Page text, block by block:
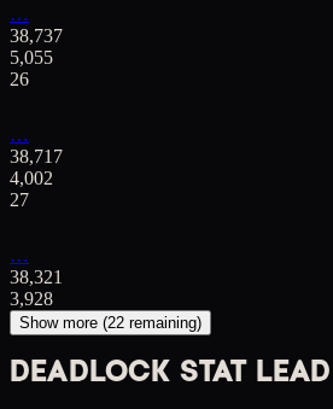
…
38,737
5,055
26
…
38,717
4,002
27
…
38,321
3,928
Show more (22 remaining)
DEADLOCK STAT